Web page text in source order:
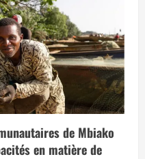
de Mbiako
en matière de